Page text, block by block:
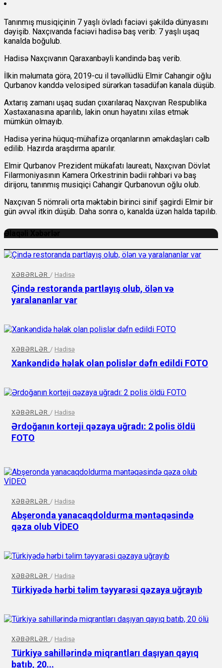
Tanınmış musiqiçinin 7 yaşlı övladı faciəvi şəkildə dünyasını
dəyişib. Naxçıvanda faciəvi hadisə baş verib: 7 yaşlı uşaq
kanalda boğulub.
Hadisə Naxçıvanın Qaraxanbəyli kəndində baş verib.
İlkin məlumata görə, 2019-cu il təvəllüdlü Elmir Cahangir oğlu
Qurbanov kənddə velosiped sürərkən təsadüfən kanala düşüb.
Axtarış zamanı uşaq sudan çıxarılaraq Naxçıvan Respublika
Xəstəxanasına aparılıb, lakin onun həyatını xilas etmək
mümkün olmayıb.
Hadisə yerinə hüquq-mühafizə orqanlarının əməkdaşları cəlb
edilib. Hazırda araşdırma aparılır.
Elmir Qurbanov Prezident mükafatı laureatı, Naxçıvan Dövlət
Filarmoniyasının Kamera Orkestrinin bədii rəhbəri və baş
dirijoru, tanınmış musiqiçi Cahangir Qurbanovun oğlu olub.
Naxçıvan 5 nömrəli orta məktəbin birinci sinif şagirdi Elmir bir
gün əvvəl itkin düşüb. Daha sonra o, kanalda üzən halda tapılıb.
Əlaqəli Xəbərlər
XƏBƏRLƏR / Hadisə
Çində restoranda partlayış olub, ölən və
yaralananlar var
XƏBƏRLƏR / Hadisə
Xankəndidə həlak olan polislər dəfn edildi FOTO
XƏBƏRLƏR / Hadisə
Ərdoğanın korteji qəzaya uğradı: 2 polis öldü
FOTO
XƏBƏRLƏR / Hadisə
Abşeronda yanacaqdoldurma məntəqəsində
qəza olub VİDEO
XƏBƏRLƏR / Hadisə
Türkiyədə hərbi təlim təyyarəsi qəzaya uğrayıb
XƏBƏRLƏR / Hadisə
Türkiyə sahillərində miqrantları daşıyan qayıq
batıb, 20...